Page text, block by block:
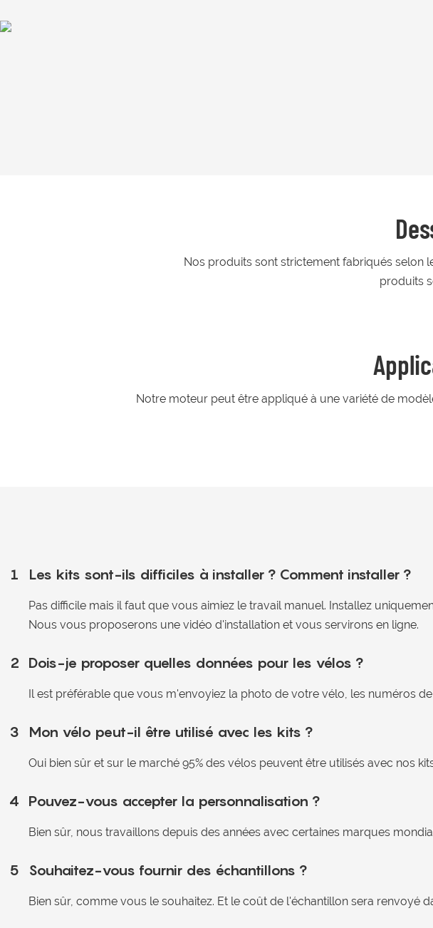
Nos produits sont strictement fabriqués selon
produits
Notre moteur peut être appliqué à une variété de
1 Les kits sont-ils difficiles à installer ? Comment installer ?
Pas difficile mais il faut que vous aimiez le travail manuel. Installez
Nous vous proposerons une vidéo d'installation et vous servirons en ligne.
2 Dois-je proposer quelles données pour les vélos ?
Il est préférable que vous m'envoyiez la photo de votre vélo, les numéros
3 Mon vélo peut-il être utilisé avec les kits ?
Oui bien sûr et sur le marché 95% des vélos peuvent être utilisés avec nos
4 Pouvez-vous accepter la personnalisation ?
Bien sûr, nous travaillons depuis des années avec certaines marques
5 Souhaitez-vous fournir des échantillons ?
Bien sûr, comme vous le souhaitez. Et le coût de l'échantillon sera renvoyé